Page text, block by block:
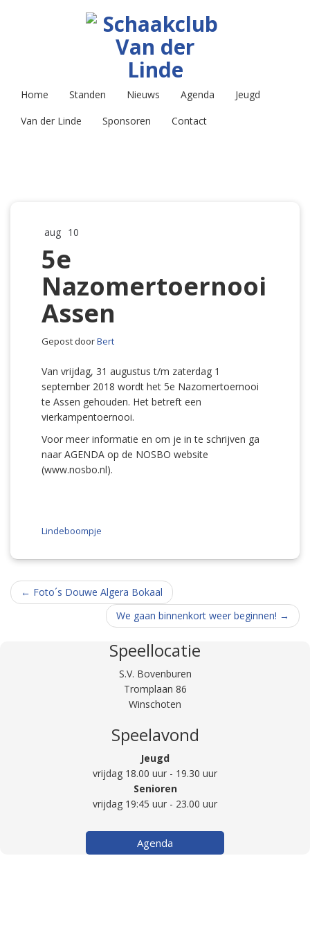
Home Standen Nieuws Agenda
Jeugd
Van der Linde
Sponsoren Contact
aug 10
5e
Nazomertoernooi
Assen
Gepost doorBert
Van vrijdag, 31 augustus t/m zaterdag 1
september 2018 wordt het 5e Nazomertoernooi
te Assen gehouden. Het betreft een
vierkampentoernooi.
Voor meer informatie en om je in te schrijven ga
naar AGENDA op de NOSBO website
(www.nosbo.nl).
Lindeboompje
Berichtnavigatie
← Foto´s Douwe Algera Bokaal
We gaan binnenkort weer beginnen! →
Speellocatie
S.V. Bovenburen
Tromplaan 86
Winschoten
Speelavond
Jeugd
vrijdag 18.00 uur - 19.30 uur
Senioren
vrijdag 19:45 uur - 23.00 uur
Agenda